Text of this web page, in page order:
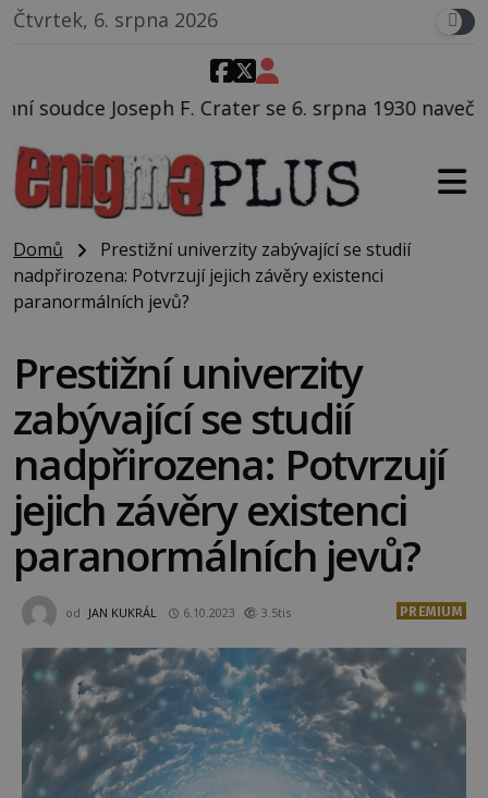
Čtvrtek, 6. srpna 2026
Crater se 6. srpna 1930 navečeří ve své
Domů
Prestižní univerzity zabývající se studií
nadpřirozena: Potvrzují jejich závěry existenci
paranormálních jevů?
Prestižní univerzity
zabývající se studií
nadpřirozena: Potvrzují
jejich závěry existenci
paranormálních jevů?
od JAN KUKRÁL 6.10.2023 3.5tis PREMIUM